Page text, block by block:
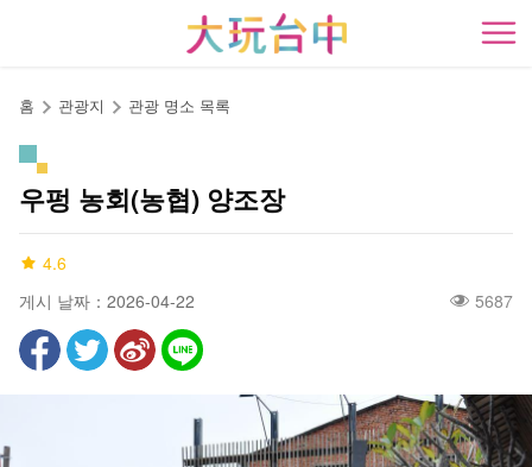
開
홈 관광지 관광 명소 목록
우펑 농회(농협) 양조장
4.6
게시 날짜：2026-04-22
5687